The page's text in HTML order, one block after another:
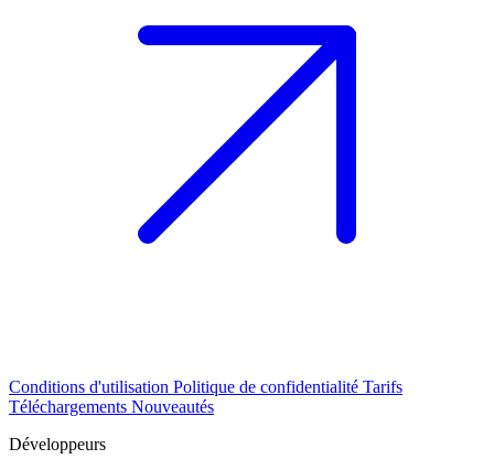
Conditions d'utilisation Politique de confidentialité Tarifs
Téléchargements Nouveautés
Développeurs